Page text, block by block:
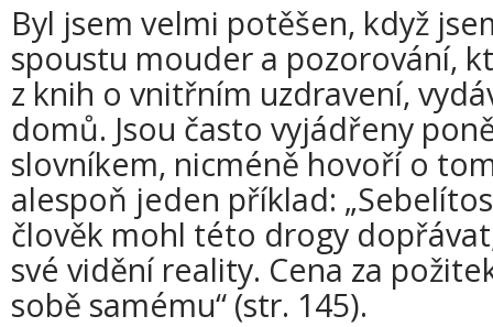
Byl jsem velmi potěšen, když
spoustu mouder a pozorování,
z knih o vnitřním uzdravení,
domů. Jsou často vyjádřeny
slovníkem, nicméně hovoří o
alespoň jeden příklad:
člověk mohl této drogy
své vidění reality. Cena za
sobě samému“ (str. 145).